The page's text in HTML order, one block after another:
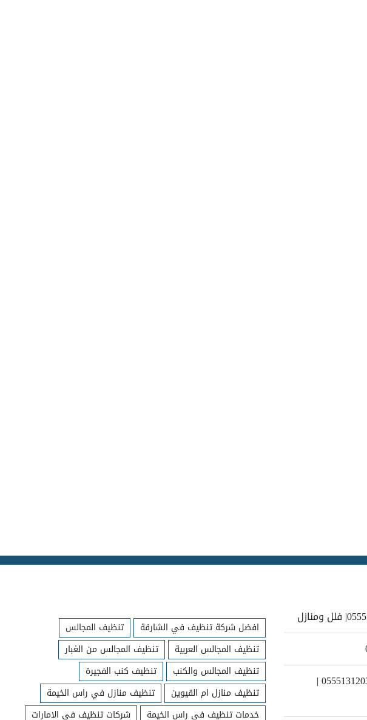
شركة جلي وتلميع رخام في الشارقة |0555131203 |
افضل شركة تنظيف في الشارقة
تنظيف المجالس
تنظيف المجالس العربية
تنظيف المجالس من الغبار
تنظيف المجالس والكنب
تنظيف كنب الفجيرة
تنظيف منازل ام القيوين
تنظيف منازل في راس الخيمة
خدمات تنظيف في راس الخيمة
شركات تنظيف في الامارات